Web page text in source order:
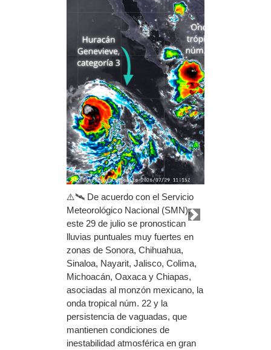
⚠️🛰️ De acuerdo con el Servicio
Meteorológico Nacional (SMN),
este 29 de julio se pronostican
lluvias puntuales muy fuertes en
zonas de Sonora, Chihuahua,
Sinaloa, Nayarit, Jalisco, Colima,
Michoacán, Oaxaca y Chiapas,
asociadas al monzón mexicano, la
onda tropical núm. 22 y la
persistencia de vaguadas, que
mantienen condiciones de
inestabilidad atmosférica en gran
Prev